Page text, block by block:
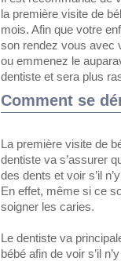
la première visite de
mois. Afin que votre
son rendez vous avec
ou emmenez le
dentiste et sera plus
Comment se
La première visite de
dentiste va s’assurer
des dents et voir s’il
En effet, même si ce
soigner les caries.
Le dentiste va
bébé afin de voir s’il